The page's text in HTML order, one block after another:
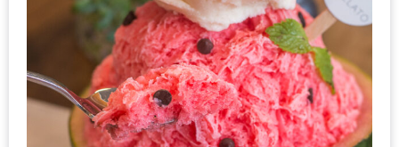
ร้าน
หมู
กระทะ
ทั่ว
เชียงใหม่
งบ